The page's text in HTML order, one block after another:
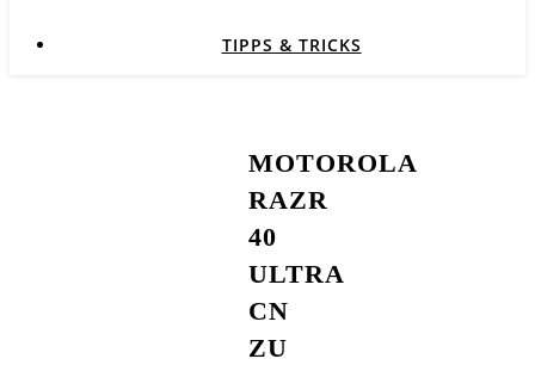
TIPPS & TRICKS
MOTOROLA
RAZR
40
ULTRA
CN
ZU